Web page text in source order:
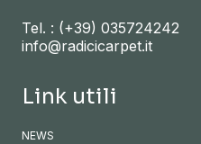
Tel. : (+39) 035724242
info@radicicarpet.it
Link utili
NEWS